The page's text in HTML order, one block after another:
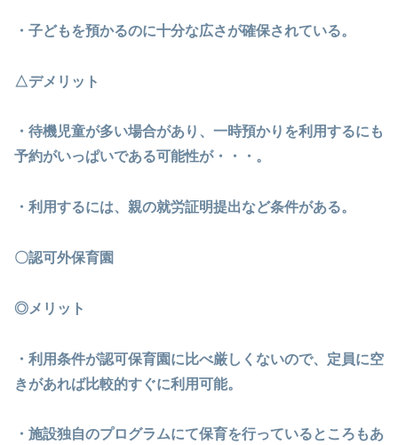
・子どもを預かるのに十分な広さが確保されている。
△デメリット
・待機児童が多い場合があり、一時預かりを利用するにも
予約がいっぱいである可能性が・・・。
・利用するには、親の就労証明提出など条件がある。
〇認可外保育園
◎メリット
・利用条件が認可保育園に比べ厳しくないので、定員に空
きがあれば比較的すぐに利用可能。
・施設独自のプログラムにて保育を行っているところもあ